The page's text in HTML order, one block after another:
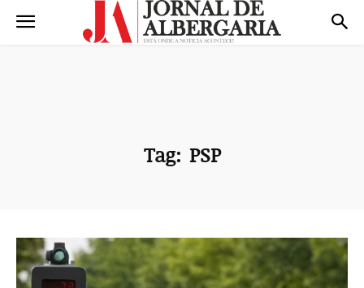
Tag: PSP